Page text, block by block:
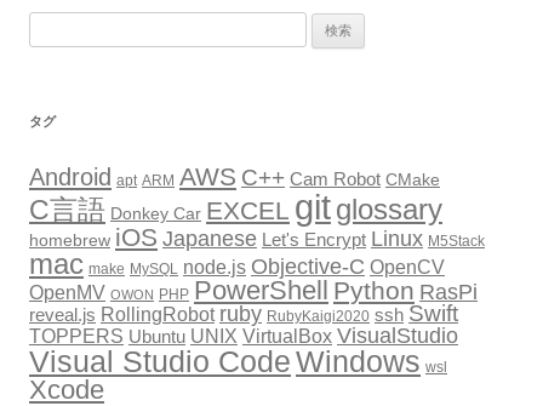
タグ
Android apt ARM AWS C++ Cam Robot CMake
C言語 Donkey Car EXCEL gitglossary
homebrew iOS Japanese Let's Encrypt Linux M5Stack
mac make MySQL node.js Objective-C OpenCV
OpenMV OWON PHP PowerShell Python RasPi
reveal.js RollingRobot ruby RubyKaigi2020 ssh Swift
TOPPERS Ubuntu UNIX VirtualBox VisualStudio
Visual Studio CodeWindows wsl
Xcode